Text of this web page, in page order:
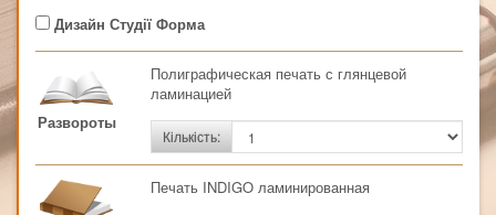
Дизайн Студії Форма
Развороты
Полиграфическая печать с глянцевой
ламинацией
Кількість:
Печать INDIGO ламинированная